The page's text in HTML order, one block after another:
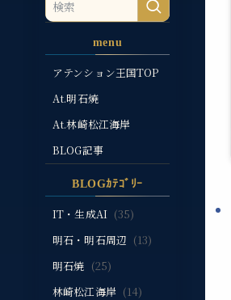
menu
アテンション王国TOP
At.明石焼
At.林崎松江海岸
BLOG記事
BLOGｶﾃｺﾞﾘｰ
IT・生成AI (35)
明石・明石周辺 (13)
明石焼 (25)
林崎松江海岸 (14)